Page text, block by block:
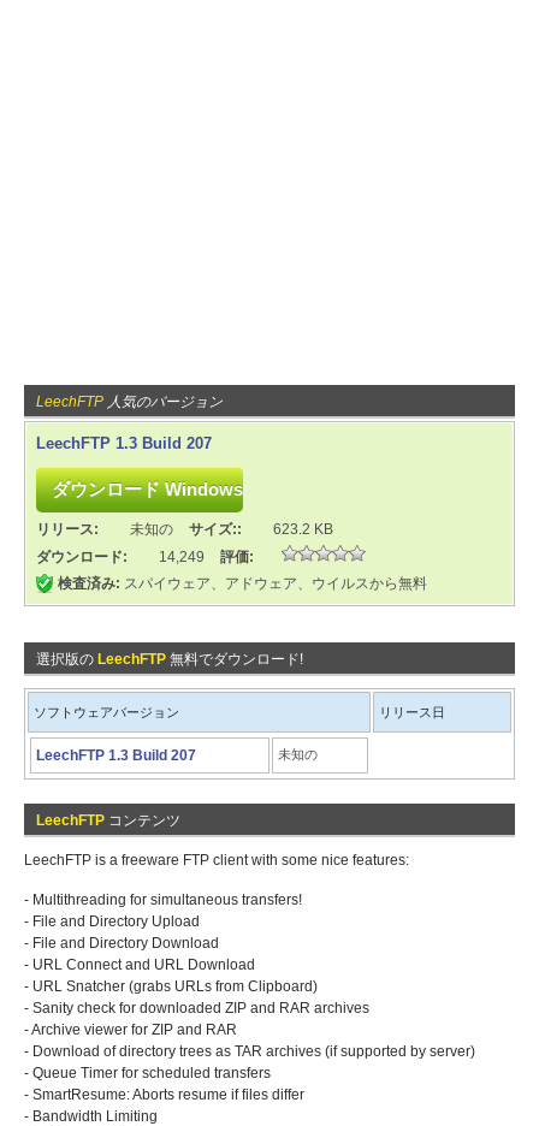
LeechFTP 人気のバージョン
LeechFTP 1.3 Build 207
リリース: 未知の サイズ::
623.2 KB
ダウンロード:
14,249
評価:
検査済み: スパイウェア、アドウェア、ウイルスから無料
選択版の LeechFTP 無料でダウンロード!
ソフトウェアバージョン リリース日
LeechFTP 1.3 Build 207 未知の
LeechFTP コンテンツ
LeechFTP is a freeware FTP client with some nice features:
- Multithreading for simultaneous transfers!
- File and Directory Upload
- File and Directory Download
- URL Connect and URL Download
- URL Snatcher (grabs URLs from Clipboard)
- Sanity check for downloaded ZIP and RAR archives
- Archive viewer for ZIP and RAR
- Download of directory trees as TAR archives (if supported by server)
- Queue Timer for scheduled transfers
- SmartResume: Aborts resume if files differ
- Bandwidth Limiting